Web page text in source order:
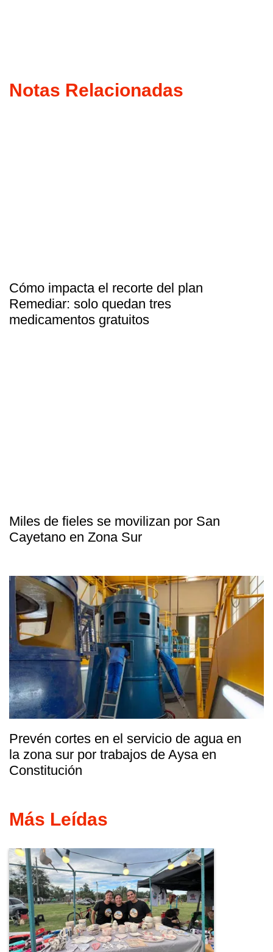
Notas Relacionadas
Cómo impacta el recorte del plan
Remediar: solo quedan tres
medicamentos gratuitos
Miles de fieles se movilizan por San
Cayetano en Zona Sur
Prevén cortes en el servicio de agua en
la zona sur por trabajos de Aysa en
Constitución
Más Leídas